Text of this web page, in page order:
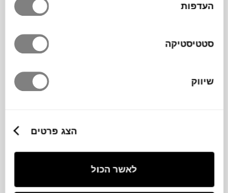
העדפות
סטטיסטיקה
שיווק
הצג פרטים
לאשר הכול